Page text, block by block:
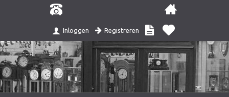
Inloggen Registreren